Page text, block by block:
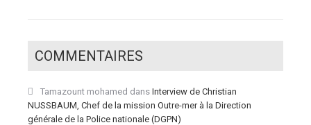
COMMENTAIRES
Tamazount mohamed dans Interview de Christian
NUSSBAUM, Chef de la mission Outre-mer à la Direction
générale de la Police nationale (DGPN)